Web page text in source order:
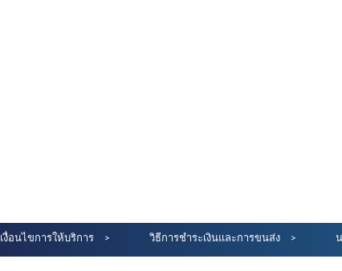
เงื่อนไขการให้บริการ วิธีการชำระเงินและการขนส่ง